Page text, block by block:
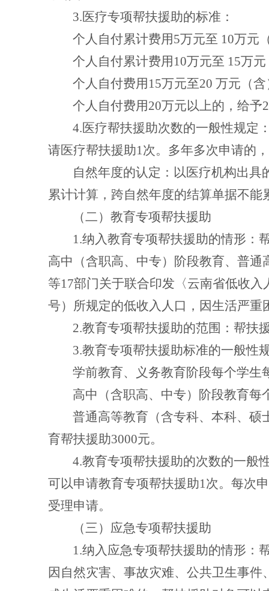
3.医疗专项帮扶援助的标准：
个人自付累计费用5万元至 10万元
个人自付累计费用 10万元至 15万元
个人自付费用 15万元至20 万元（
个人自付费用20万元以上的，给予2
4.医疗帮扶援助次数的一般性规定
请医疗帮扶援助1次。多年多次申请的
自然年度的认定：以医疗机构出
累计计算，跨自然年度的结算单据不能
（二）教育专项帮扶援助
1.纳入教育专项帮扶援助的情形：
高中（含职高、中专）阶段教育、普
等17部门关于联合印发〈云南省低收
号）所规定的低收入人口，因生活严
2.教育专项帮扶援助的范围：帮扶
3.教育专项帮扶援助标准的一般性
学前教育、义务教育阶段每个学生
高中（含职高、中专）阶段教育每
普通高等教育（含专科、本科、硕
育帮扶援助3000元。
4.教育专项帮扶援助的次数的一般
可以申请教育专项帮扶援助1次。每次
受理申请。
（三）应急专项帮扶援助
1.纳入应急专项帮扶援助的情形：
因自然灾害、事故灾难、公共卫生事